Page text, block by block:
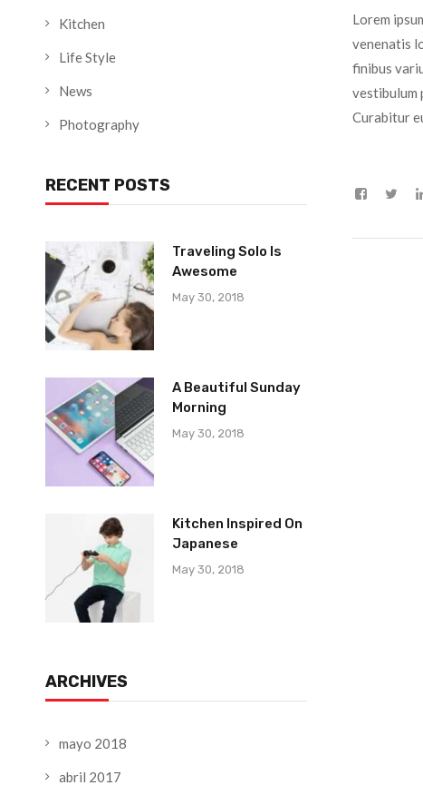
Kitchen
Life Style
News
Photography
RECENT POSTS
Traveling Solo Is
Awesome
May 30, 2018
A Beautiful Sunday
Morning
May 30, 2018
Kitchen Inspired On
Japanese
May 30, 2018
ARCHIVES
mayo 2018
abril 2017
Lorem
venenatis
finibus
vestibulum
Curabitur